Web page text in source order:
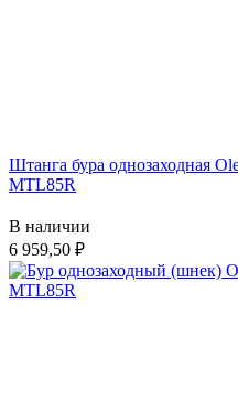
Штанга бура однозаходная
MTL85R
В наличии
6 959,50